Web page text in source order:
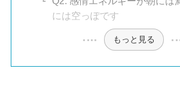
には空っぽです
もっと見る